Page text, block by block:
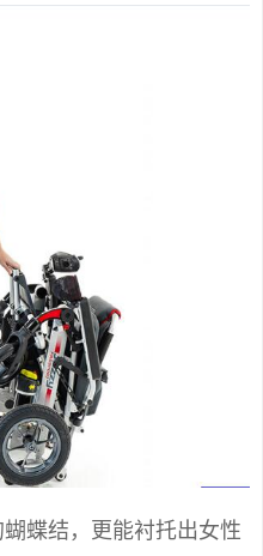
蝶结，更能衬托出女性